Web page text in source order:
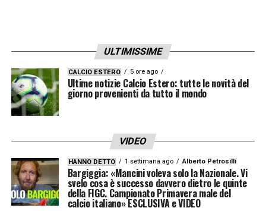
ULTIMISSIME
CALCIO ESTERO 5 ore ago
Ultime notizie Calcio Estero: tutte le novità del
giorno provenienti da tutto il mondo
VIDEO
HANNO DETTO 1 settimana ago Alberto Petrosilli
Bargiggia: «Mancini voleva solo la Nazionale. Vi
svelo cosa è successo davvero dietro le quinte
della FIGC. Campionato Primavera male del
calcio italiano» ESCLUSIVA e VIDEO